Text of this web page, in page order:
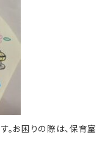
お困りの際は、保育室